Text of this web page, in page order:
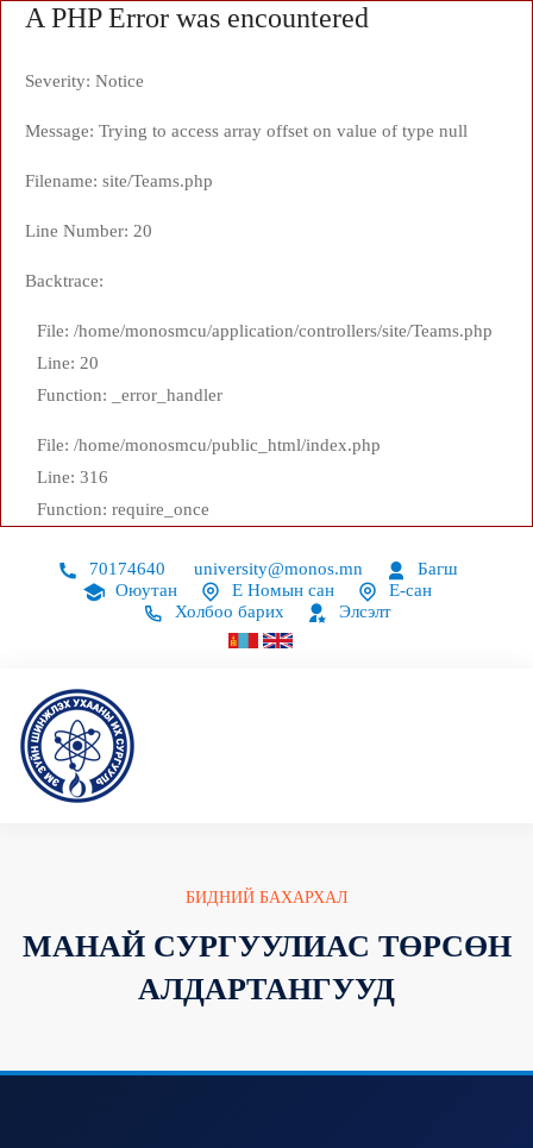
A PHP Error was encountered
Severity: Notice
Message: Trying to access array offset on value of type null
Filename: site/Teams.php
Line Number: 20
Backtrace:
File: /home/monosmcu/application/controllers/site/Teams.php
Line: 20
Function: _error_handler
File: /home/monosmcu/public_html/index.php
Line: 316
Function: require_once
70174640 university@monos.mn
Багш
Оюутан
Е Номын сан
Е-сан
Холбоо барих
Элсэлт
БИДНИЙ БАХАРХАЛ
МАНАЙ СУРГУУЛИАС ТӨРСӨН
АЛДАРТАНГУУД